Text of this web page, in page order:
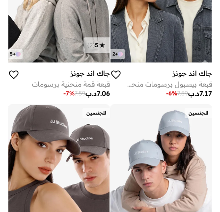
+
2
جاك اند جونز
قبعة بيسبول برسومات منحنية
د.ب7.17
7.59
-6%
+
5
5
(
2
)
جاك اند جونز
قبعة قمة منحنية برسومات
د.ب7.06
7.59
-7%
للجنسين للجنسين